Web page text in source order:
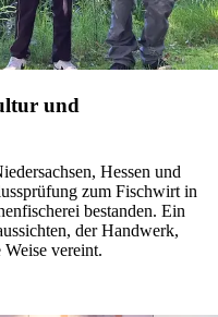
und
Hessen und
zum Fischwirt in
bestanden. Ein
der Handwerk,
vereint.